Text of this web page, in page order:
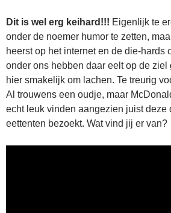
Dit is wel erg keihard!!! Eigenlijk te
onder de noemer humor te zetten,
heerst op het internet en de die-hards
onder ons hebben daar eelt op de ziel
hier smakelijk om lachen. Te treurig
Al trouwens een oudje, maar
echt leuk vinden aangezien juist deze
eettenten bezoekt. Wat vind jij er van?